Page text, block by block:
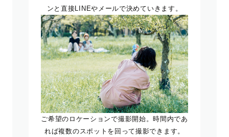
ンと直接LINEやメールで決めていきます。
ご希望のロケーションで撮影開始。時間内であ
れば複数のスポットを回って撮影できます。